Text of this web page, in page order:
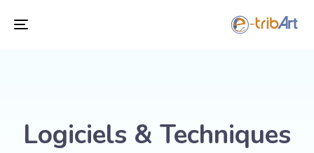
Toggle
Logiciels & Techniques